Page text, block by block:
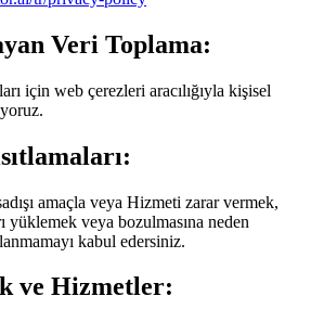
Veri Toplama:
için web çerezleri aracılığıyla kişisel
amaçla veya Hizmeti zarar vermek,
yüklemek veya bozulmasına neden
kabul edersiniz.
ve Hizmetler: